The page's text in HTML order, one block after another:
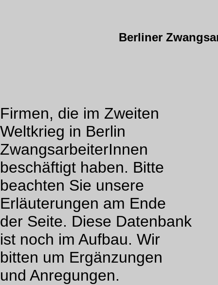
Berliner
Firmen, die im Zweiten
Weltkrieg in Berlin
ZwangsarbeiterInnen
beschäftigt haben. Bitte
beachten Sie unsere
Erläuterungen am Ende
der Seite. Diese Datenbank
ist noch im Aufbau. Wir
bitten um Ergänzungen
und Anregungen.